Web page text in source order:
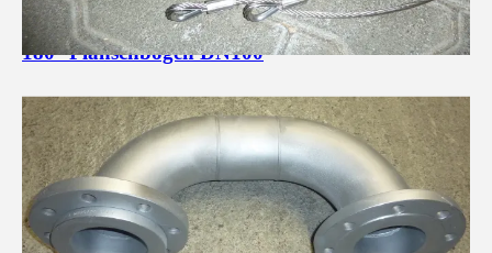
180° Flanschbogen DN100